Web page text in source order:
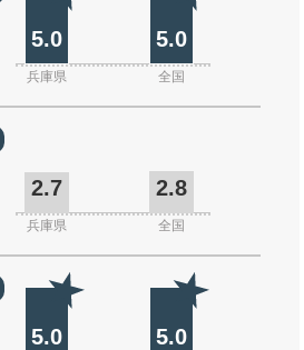
5.0 5.0
兵庫県 全国
2.7 2.8
兵庫県 全国
5.0 5.0